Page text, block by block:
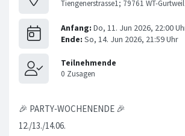
Tiengenerstrasse1; 79761 WT-Gurtweil
🎉 PARTY‑WOCHENENDE 🎉
12./13./14.06.